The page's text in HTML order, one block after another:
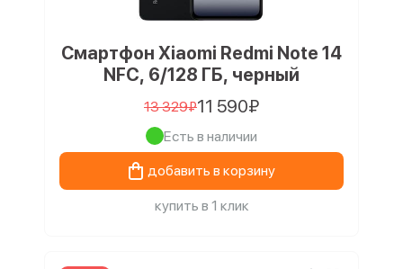
Смартфон Xiaomi Redmi Note 14
NFC, 6/128 ГБ, черный
13 329₽11 590₽
Есть в наличии
добавить в корзину
купить в 1 клик